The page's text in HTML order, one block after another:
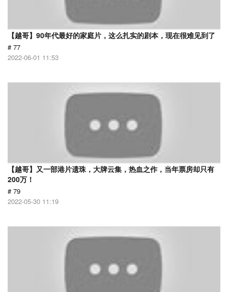
【越哥】90年代最好的家庭片，这么扎实的剧本，现在很难见到了
# 77
2022-06-01 11:53
【越哥】又一部港片遗珠，大牌云集，热血之作，当年票房却只有
200万！
# 79
2022-05-30 11:19